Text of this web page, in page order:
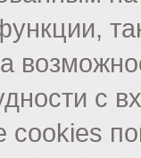
с
cookies